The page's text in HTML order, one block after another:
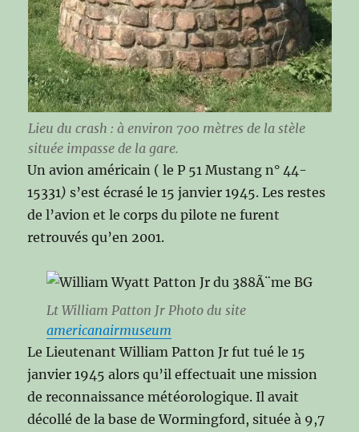
Lieu du crash : à environ 700 mètres de la stèle
située impasse de la gare.
Un avion américain ( le P 51 Mustang n° 44-
15331)s’est écrasé le 15 janvier 1945. Les restes
de l’avion et le corps du pilote ne furent
retrouvés qu’en 2001.
Lt William Patton Jr Photo du site
americanairmuseum
Le Lieutenant William Patton Jr fut tué le 15
janvier 1945 alors qu’il effectuait une mission
de reconnaissance météorologique. Il avait
décollé de la base de Wormingford, située à 9,7